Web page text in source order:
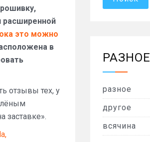
расширенной
это можно
в
отзывы тех, у
заставке».
РАЗНОЕ
разное
другое
всячина